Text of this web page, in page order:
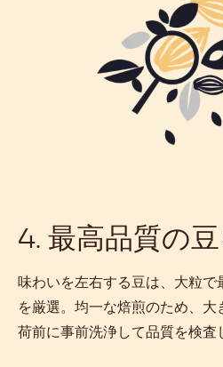
4. 最高品質の
味わいを左右する豆は、大粒
を厳選。均一な焙煎のため、
荷前に事前洗浄して品質を検査